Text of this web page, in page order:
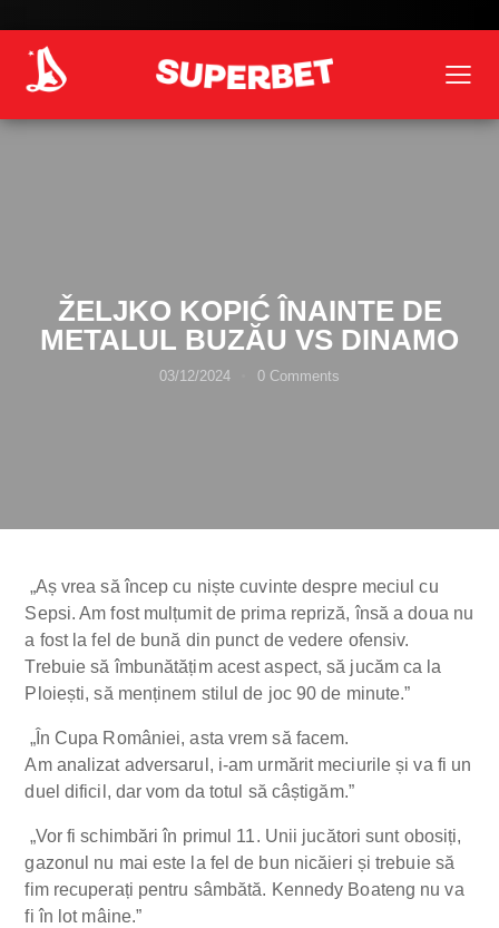
ŽELJKO KOPIĆ ÎNAINTE DE
METALUL BUZĂU VS DINAMO
03/12/2024 0 Comments
„Aș vrea să încep cu niște cuvinte despre meciul cu
Sepsi. Am fost mulțumit de prima repriză, însă a doua nu
a fost la fel de bună din punct de vedere ofensiv.
Trebuie să îmbunătățim acest aspect, să jucăm ca la
Ploiești, să menținem stilul de joc 90 de minute.”
„În Cupa României, asta vrem să facem.
Am analizat adversarul, i-am urmărit meciurile și va fi un
duel dificil, dar vom da totul să câștigăm.”
„Vor fi schimbări în primul 11. Unii jucători sunt obosiți,
gazonul nu mai este la fel de bun nicăieri și trebuie să
fim recuperați pentru sâmbătă. Kennedy Boateng nu va
fi în lot mâine.”